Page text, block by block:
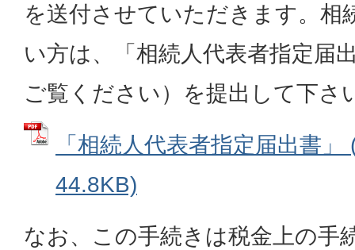
を送付させていただきます。相
い方は、「相続人代表者指定届
ご覧ください）を提出して下さ
「相続人代表者指定届出書
44.8KB)
なお、この手続きは税金上の手